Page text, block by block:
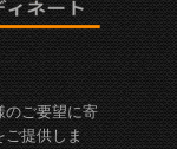
のご要望に寄
ご提供しま